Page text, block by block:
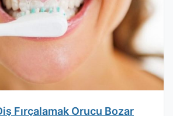
Fırçalamak Orucu Bozar